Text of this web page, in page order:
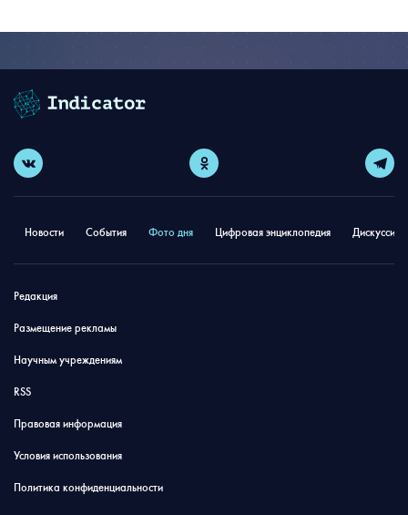
Новости События Фото дня Цифровая энциклопедия
Редакция
Размещение рекламы
Научным учреждениям
RSS
Правовая информация
Условия использования
Политика конфиденциальности